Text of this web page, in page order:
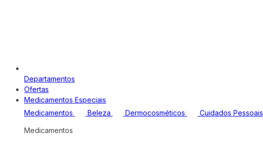
Departamentos
Ofertas
Medicamentos Especiais
Medicamentos
Beleza Dermocosméticos Cuidados Pessoais
Medicamentos